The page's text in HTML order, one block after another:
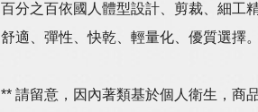
百分之百依國人體型設計、剪裁、細工
舒適、彈性、快乾、輕量化、優質選擇。
** 請留意，因內著類基於個人衛生，商